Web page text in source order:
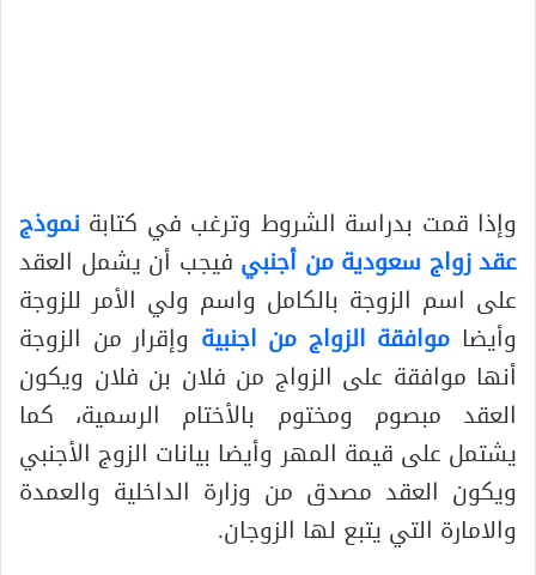
وإذا قمت بدراسة الشروط وترغب في كتابة نموذج
عقد زواج سعودية من أجنبي فيجب أن يشمل العقد
على اسم الزوجة بالكامل واسم ولي الأمر للزوجة
وأيضا موافقة الزواج من اجنبية وإقرار من الزوجة
أنها موافقة على الزواج من فلان بن فلان ويكون
العقد مبصوم ومختوم بالأختام الرسمية، كما
يشتمل على قيمة المهر وأيضا بيانات الزوج الأجنبي
ويكون العقد مصدق من وزارة الداخلية والعمدة
والامارة التي يتبع لها الزوجان.